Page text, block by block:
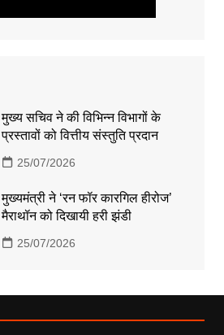
मुख्य सचिव ने की विभिन्न विभागों के
प्रस्तावों को वित्तीय संस्तुति प्रदान
25/07/2026
मुख्यमंत्री ने ‘रन फॉर कारगिल हीरोज’
मैराथॉन को दिखायी हरी झंडी
25/07/2026